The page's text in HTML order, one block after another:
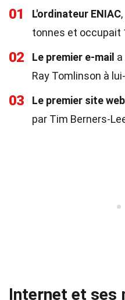
01 L'ordinateur ENIAC
tonnes et occupait
02 Le premier e-mail
Ray Tomlinson à
03 Le premier site web
par Tim Berners-
Internet et ses